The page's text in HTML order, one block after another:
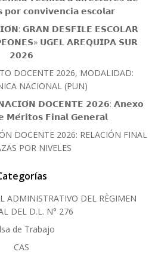
𝗽𝗼𝗿 𝗰𝗼𝗻𝘃𝗶𝘃𝗲𝗻𝗰𝗶𝗮 𝗲𝘀𝗰𝗼𝗹𝗮𝗿
𝗚𝗥𝗔𝗡 𝗗𝗘𝗦𝗙𝗜𝗟𝗘 𝗘𝗦𝗖𝗢𝗟𝗔𝗥
𝗨𝗚𝗘𝗟 𝗔𝗥𝗘𝗤𝗨𝗜𝗣𝗔 𝗦𝗨𝗥
𝟮𝟬𝟮𝟲
DOCENTE 2026, MODALIDAD:
NACIONAL (PUN)
𝗗𝗢𝗖𝗘𝗡𝗧𝗘 𝟮𝟬𝟮𝟲: 𝗔𝗻𝗲𝘅𝗼
𝗙𝗶𝗻𝗮𝗹 𝗚𝗲𝗻𝗲𝗿𝗮𝗹
DOCENTE 2026: RELACIÓN FINAL
POR NIVELES
ADMINISTRATIVO DEL RÈGIMEN
DEL D.L. N° 276
de Trabajo
CAS